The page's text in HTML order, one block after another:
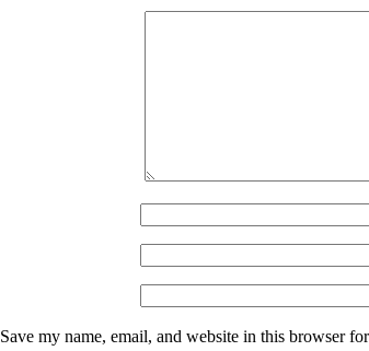
Save my name, email, and website in this browser